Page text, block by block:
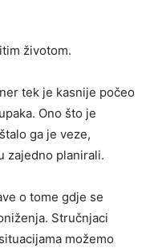
životom.
tek je kasnije počeo
Ono što je
ga je veze,
zajedno planirali.
o tome gdje se
Stručnjaci
možemo